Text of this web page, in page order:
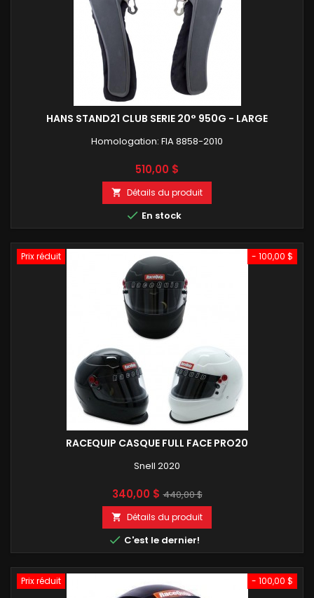
HANS STAND21 CLUB SERIE 20° 950G - LARGE
Homologation: FIA 8858-2010
Prix
510,00 $
 Détails du produit
 En stock
- 100,00 $
Prix réduit
RACEQUIP CASQUE FULL FACE PRO20
Snell 2020
Prix
340,00 $ Prix
de
base
440,00 $
 Détails du produit
 C'est le dernier!
- 100,00 $
Prix réduit